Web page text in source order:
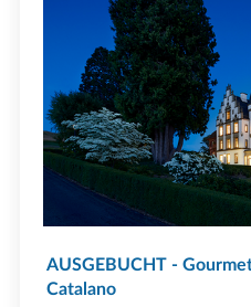
AUSGEBUCHT -
Catalano